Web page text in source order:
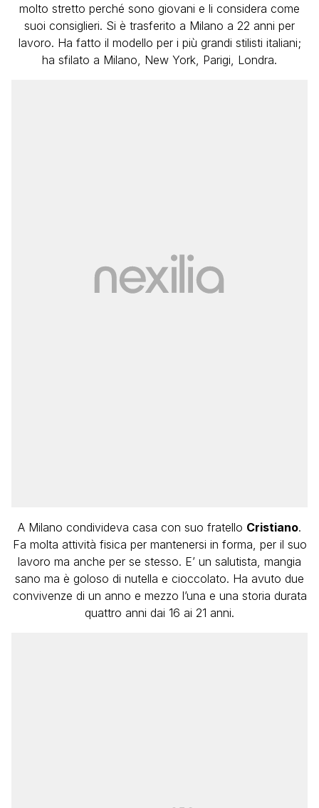
molto stretto perché sono giovani e li considera come
suoi consiglieri. Si è trasferito a Milano a 22 anni per
lavoro. Ha fatto il modello per i più grandi stilisti italiani;
ha sfilato a Milano, New York, Parigi, Londra.
A Milano condivideva casa con suo fratello Cristiano.
Fa molta attività fisica per mantenersi in forma, per il suo
lavoro ma anche per se stesso. E’ un salutista, mangia
sano ma è goloso di nutella e cioccolato. Ha avuto due
convivenze di un anno e mezzo l’una e una storia durata
quattro anni dai 16 ai 21 anni.